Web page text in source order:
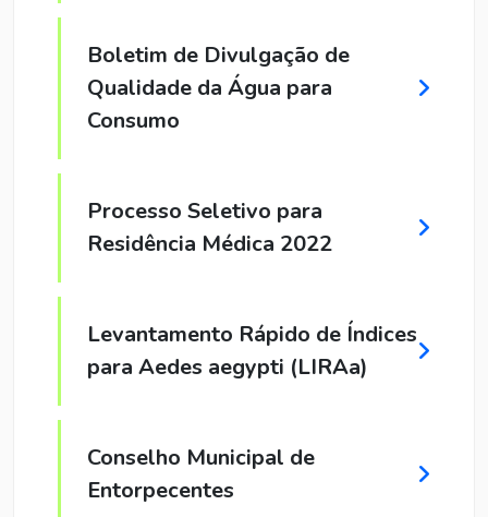
Boletim de Divulgação de
Qualidade da Água para
Consumo
Processo Seletivo para
Residência Médica 2022
Levantamento Rápido de Índices
para Aedes aegypti (LIRAa)
Conselho Municipal de
Entorpecentes